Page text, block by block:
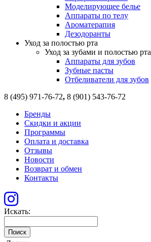
Моделирующее белье
Аппараты по телу
Ароматерапия
Дезодоранты
Уход за полостью рта
Уход за зубами и полостью рта
Аппараты для зубов
Зубные пасты
Отбеливатели для зубов
8 (495) 971-76-72, 8 (901) 543-76-72
Бренды
Скидки и акции
Программы
Оплата и доставка
Отзывы
Новости
Возврат и обмен
Контакты
Искать:
Поиск